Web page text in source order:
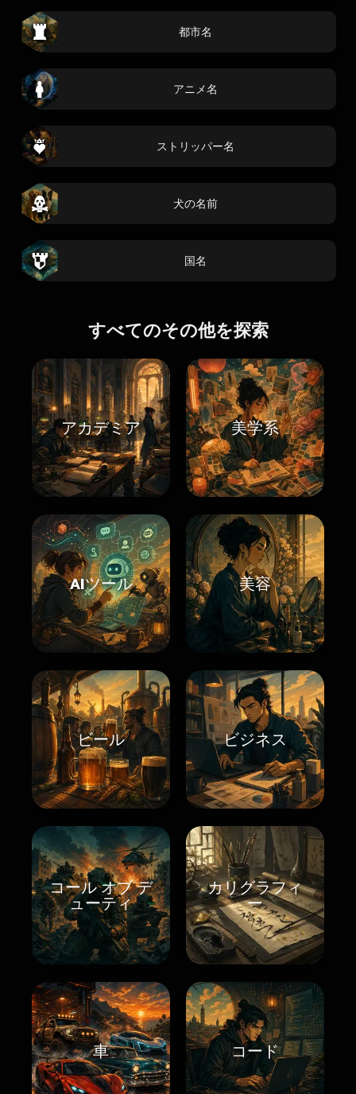
都市名
アニメ名
ストリッパー名
犬の名前
国名
すべてのその他を探索
アカデミア 美学系
AIツール 美容
ビール ビジネス
コール オブ デ
ューティ
カリグラフィ
ー
車 コード